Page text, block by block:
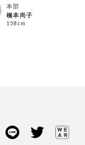
本部
橋本尚子
158cm